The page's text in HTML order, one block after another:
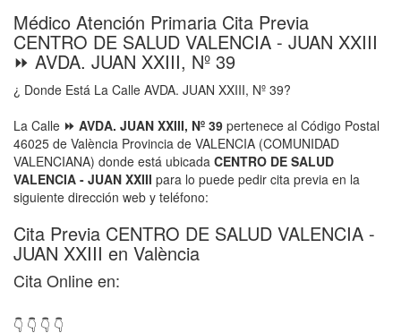
Médico Atención Primaria Cita Previa
CENTRO DE SALUD VALENCIA - JUAN XXIII
⏩ AVDA. JUAN XXIII, Nº 39
¿ Donde Está La Calle AVDA. JUAN XXIII, Nº 39?
La Calle ⏩ AVDA. JUAN XXIII, Nº 39 pertenece al Código Postal
46025 de València Provincia de VALENCIA (COMUNIDAD
VALENCIANA) donde está ubicada CENTRO DE SALUD
VALENCIA - JUAN XXIII para lo puede pedir cita previa en la
siguiente dirección web y teléfono:
Cita Previa CENTRO DE SALUD VALENCIA -
JUAN XXIII en València
Cita Online en:
👇 👇 👇 👇